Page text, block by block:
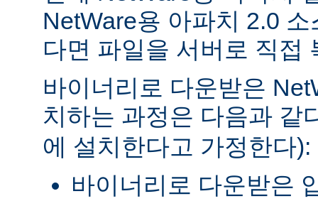
NetWare용 아파치 2.0
다면 파일을 서버로 직접
바이너리로 다운받은
치하는 과정은 다음과 같
에 설치한다고 가정한다):
바이너리로 다운받은